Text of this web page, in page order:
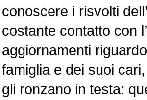
conoscere i risvolti
costante contatto con
aggiornamenti
famiglia e dei suoi
gli ronzano in testa: